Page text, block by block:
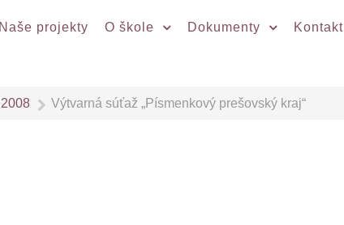
Naše projekty O škole Dokumenty Kontakt
2008 Výtvarná súťaž „Písmenkový prešovský kraj“